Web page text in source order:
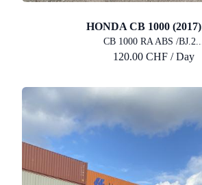
HONDA CB 1000 (2017)
CB 1000 RA ABS /BJ.2...
120.00 CHF / Day